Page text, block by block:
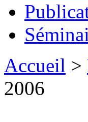
Accueil >
2006